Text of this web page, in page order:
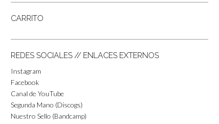
CARRITO
REDES SOCIALES // ENLACES EXTERNOS
Instagram
Facebook
Canal de YouTube
Segunda Mano (Discogs)
Nuestro Sello (Bandcamp)